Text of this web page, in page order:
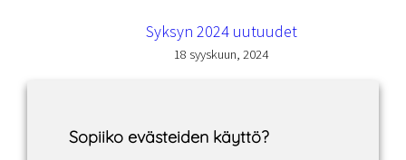
Syksyn 2024 uutuudet
18 syyskuun, 2024
Sopiiko evästeiden käyttö?